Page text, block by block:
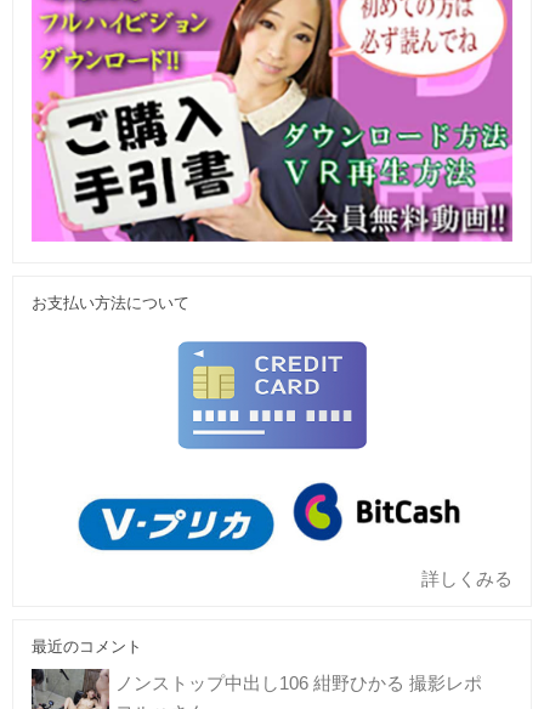
お支払い方法について
詳しくみる
最近のコメント
ノンストップ中出し106 紺野ひかる 撮影レポ